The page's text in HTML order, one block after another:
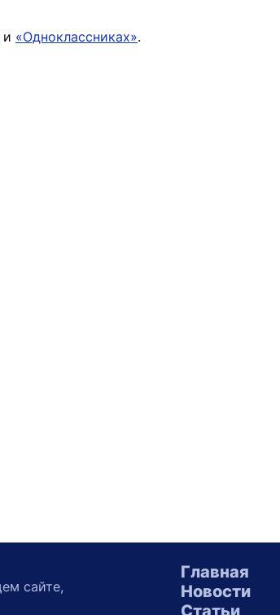
и «Одноклассниках».
Главная
Новости
Статьи
сайте,